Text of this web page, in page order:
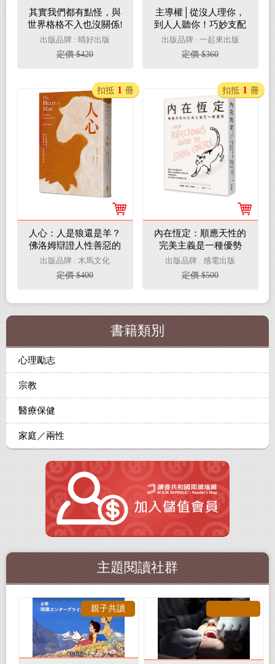
其實我們都有點怪，與
世界格格不入也沒關係!
出版品牌 : 晴好出版
定價 $420
主導權│從沒人理你，
到人人聽你！巧妙支配
97%人心的暗黑心理
學：57個攻心法則，讓
你掌握大局，隻手遮天
出版品牌 : 一起來出版
定價 $360
人心：人是狼還是羊？
佛洛姆辯證人性善惡的
經典
出版品牌 : 木馬文化
定價 $400
扣抵 1 冊
內在恆定：順應天性的
完美主義是一種優勢
出版品牌 : 感電出版
定價 $500
扣抵 1 冊
書籍類別
心理勵志
宗教
醫療保健
家庭／兩性
主題閱讀社群
親子共讀